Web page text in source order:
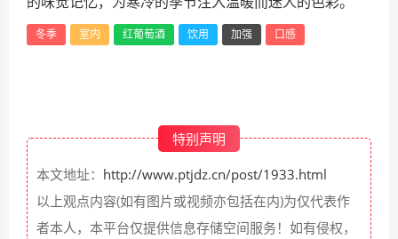
冬季 室内 红葡萄酒 饮用 加强 口感
特别声明
本文地址： http://www.ptjdz.cn/post/1933.html
以上观点内容(如有图片或视频亦包括在内)为仅代表作
者本人，本平台仅提供信息存储空间服务！如有侵权，